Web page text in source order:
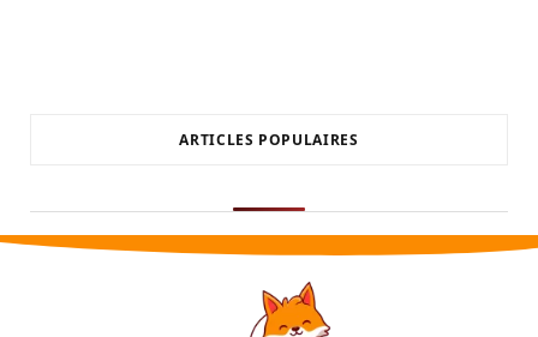
ARTICLES POPULAIRES